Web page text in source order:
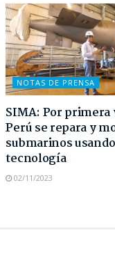
NOTAS DE PRENSA
SIMA: Por primera
Perú se repara y
submarinos
tecnología
02/11/2023